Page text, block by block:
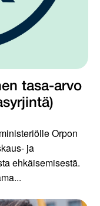
tasa-arvo
Orpon
ja
ehkäisemisestä.